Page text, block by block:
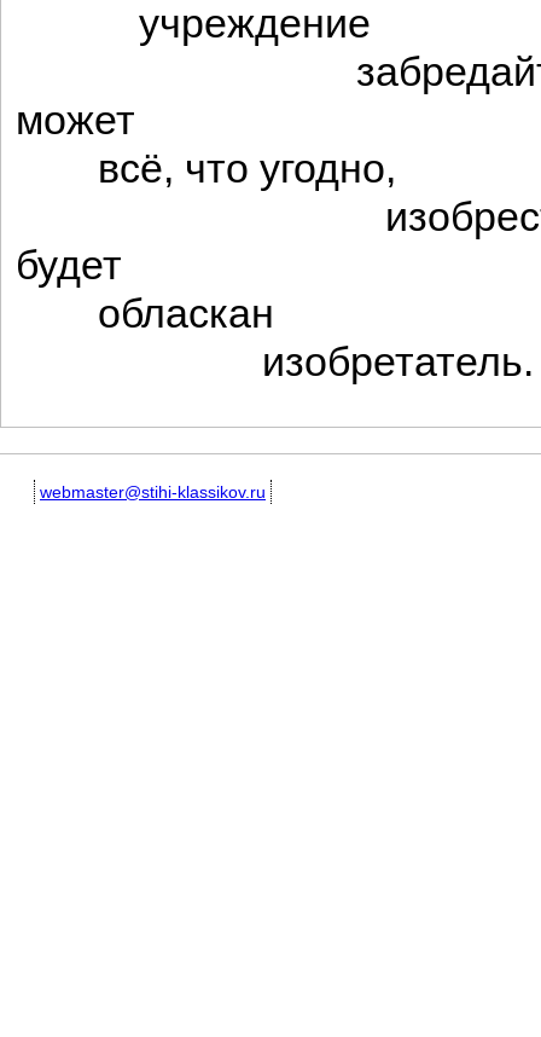
учреждение
может
всё, что угодно,
будет
обласкан
изобретатель.
webmaster@stihi-klassikov.ru